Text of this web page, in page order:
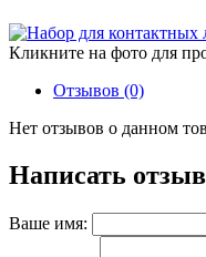
Кликните на фото для
Отзывов (0)
Нет отзывов о данном
Написать отзыв
Ваше имя: